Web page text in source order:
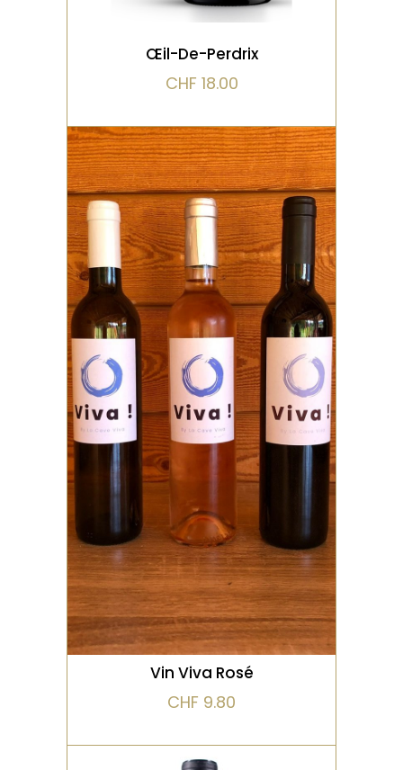
Œil-De-Perdrix
CHF 18.00
ROSÉ
Vin fruité et aérien
évoquant la légèreté de la
framboise et de la fraise
des bois.
VOIR LE PRODUIT
Vin Viva Rosé
CHF 9.80